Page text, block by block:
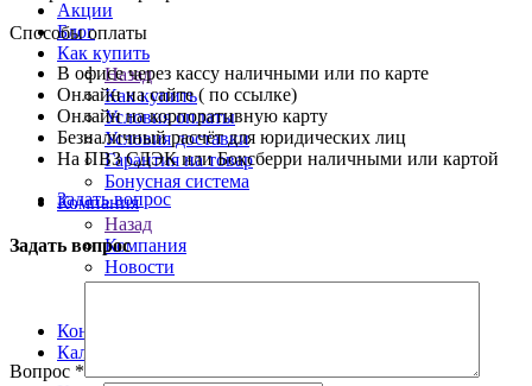
Акции
Блог
Как купить
Назад
Как купить
Условия оплаты
Условия доставки
Гарантия на товар
Бонусная система
Компания
Назад
Компания
Новости
Сотрудники
Контакты
Калькулятор
Способы оплаты
В офисе через кассу наличными или по карте
Онлайн на сайте ( по ссылке)
Онлайн на корпоративную карту
Безналичный расчёт для юридических лиц
На ПВЗ СДЭК или Боксберри наличными или картой
Задать вопрос
Задать вопрос
Вопрос *